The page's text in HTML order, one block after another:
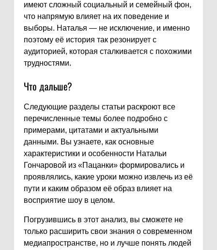
имеют сложный социальный и семейный фон,
что напрямую влияет на их поведение и
выборы. Наталья — не исключение, и именно
поэтому её история так резонирует с
аудиторией, которая сталкивается с похожими
трудностями.
Что дальше?
Следующие разделы статьи раскроют все
перечисленные темы более подробно с
примерами, цитатами и актуальными
данными. Вы узнаете, как основные
характеристики и особенности Натальи
Гончаровой из «Пацанки» формировались и
проявлялись, какие уроки можно извлечь из её
пути и каким образом её образ влияет на
восприятие шоу в целом.
Погрузившись в этот анализ, вы сможете не
только расширить свои знания о современном
медиапространстве, но и лучше понять людей